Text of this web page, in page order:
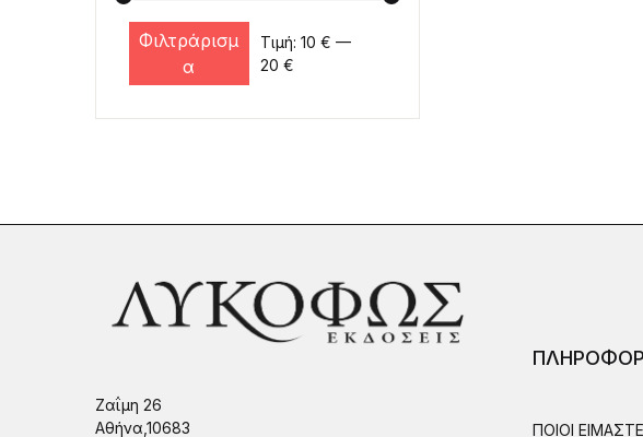
Ελάχιστη τιμή
Μέγιστη τιμή
Φιλτράρισμ
α
Τιμή: 10 € —
20 €
Ζαΐμη 26
Αθήνα,10683
ΠΟΙΟΙ ΕΙΜΑΣΤΕ